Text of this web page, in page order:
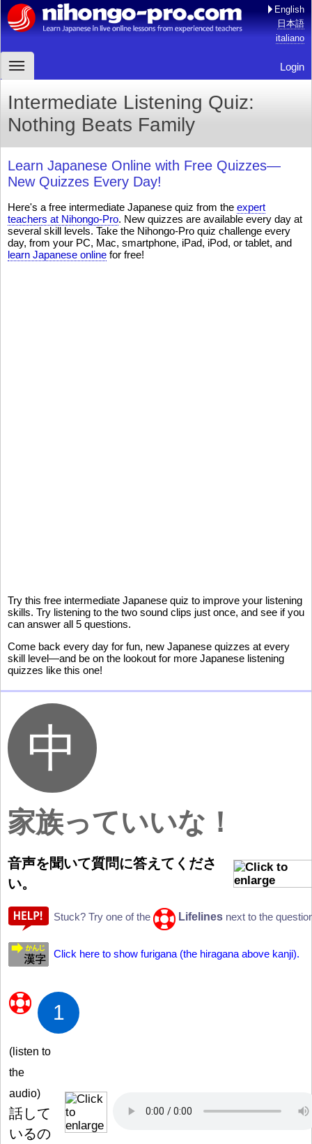
English
日本語
italiano
Login
Intermediate Listening Quiz:
Nothing Beats Family
Learn Japanese Online with Free Quizzes—
New Quizzes Every Day!
Here's a free intermediate Japanese quiz from the expert
teachers at Nihongo-Pro. New quizzes are available every day at
several skill levels. Take the Nihongo-Pro quiz challenge every
day, from your PC, Mac, smartphone, iPad, iPod, or tablet, and
learn Japanese online for free!
Try this free intermediate Japanese quiz to improve your listening
skills. Try listening to the two sound clips just once, and see if you
can answer all 5 questions.
Come back every day for fun, new Japanese quizzes at every
skill level—and be on the lookout for more Japanese listening
quizzes like this one!
家族っていいな！
音声を聞いて質問に答えてくださ
い。
Stuck? Try one of the Lifelines next to the
Click here to show furigana (the hiragana above kanji).
1
(listen to
the
audio)
話して
いるの